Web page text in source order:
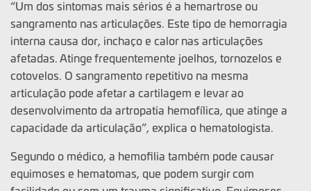
“Um dos sintomas mais sérios é a hemartrose ou
sangramento nas articulações. Este tipo de hemorragia
interna causa dor, inchaço e calor nas articulações
afetadas. Atinge frequentemente joelhos, tornozelos e
cotovelos. O sangramento repetitivo na mesma
articulação pode afetar a cartilagem e levar ao
desenvolvimento da artropatia hemofílica, que atinge a
capacidade da articulação”, explica o hematologista.
Segundo o médico, a hemofilia também pode causar
equimoses e hematomas, que podem surgir com